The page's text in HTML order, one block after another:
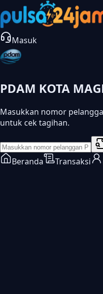
Masuk
PDAM KOTA
Masukkan nomor
untuk cek tagihan.
Beranda Transaksi